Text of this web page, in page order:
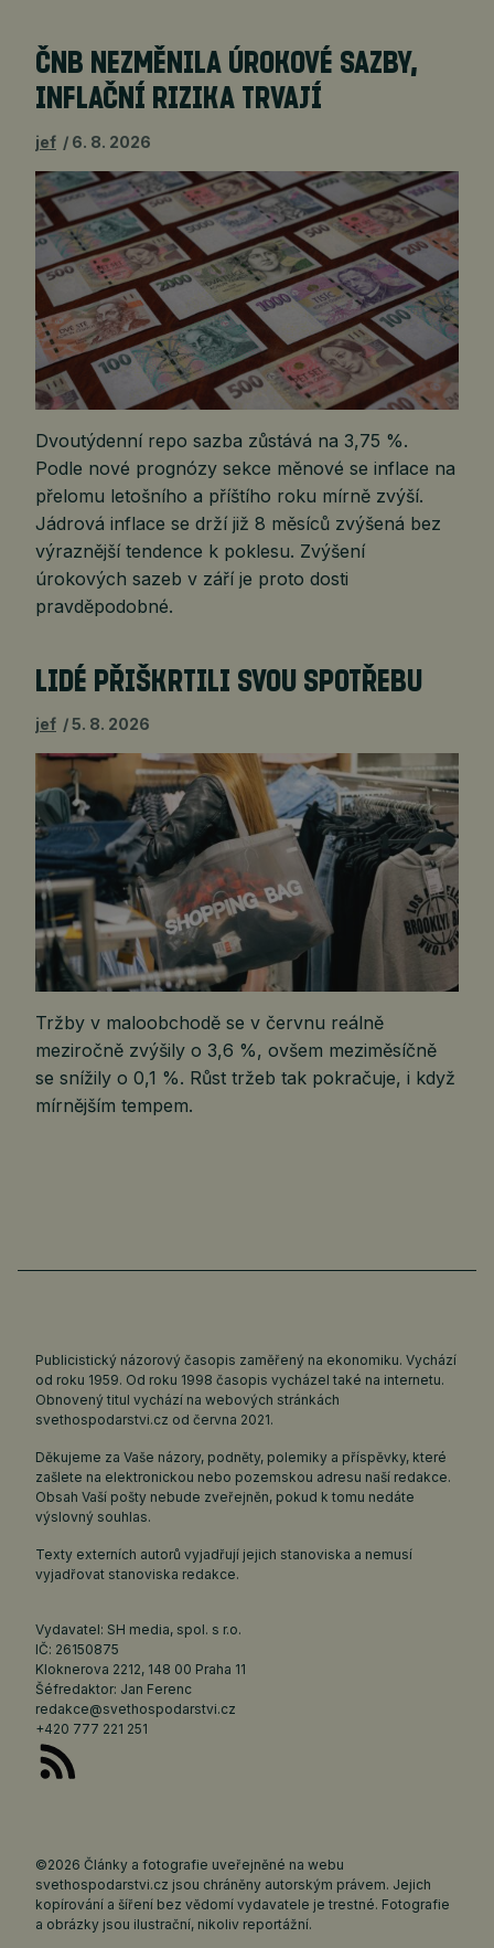
ČNB NEZMĚNILA ÚROKOVÉ SAZBY,
INFLAČNÍ RIZIKA TRVAJÍ
jef 6. 8. 2026
Dvoutýdenní repo sazba zůstává na 3,75 %.
Podle nové prognózy sekce měnové se inflace na
přelomu letošního a příštího roku mírně zvýší.
Jádrová inflace se drží již 8 měsíců zvýšená bez
výraznější tendence k poklesu. Zvýšení
úrokových sazeb v září je proto dosti
pravděpodobné.
LIDÉ PŘIŠKRTILI SVOU SPOTŘEBU
jef 5. 8. 2026
Tržby v maloobchodě se v červnu reálně
meziročně zvýšily o 3,6 %, ovšem meziměsíčně
se snížily o 0,1 %. Růst tržeb tak pokračuje, i když
mírnějším tempem.
Publicistický názorový časopis zaměřený na ekonomiku. Vychází
od roku 1959. Od roku 1998 časopis vycházel také na internetu.
Obnovený titul vychází na webových stránkách
svethospodarstvi.cz od června 2021.
Děkujeme za Vaše názory, podněty, polemiky a příspěvky, které
zašlete na elektronickou nebo pozemskou adresu naší redakce.
Obsah Vaší pošty nebude zveřejněn, pokud k tomu nedáte
výslovný souhlas.
Texty externích autorů vyjadřují jejich stanoviska a nemusí
vyjadřovat stanoviska redakce.
Vydavatel: SH media, spol. s r.o.
IČ: 26150875
Kloknerova 2212, 148 00 Praha 11
Šéfredaktor: Jan Ferenc
redakce@svethospodarstvi.cz
+420 777 221 251
©2026 Články a fotografie uveřejněné na webu
svethospodarstvi.cz jsou chráněny autorským právem. Jejich
kopírování a šíření bez vědomí vydavatele je trestné. Fotografie
a obrázky jsou ilustrační, nikoliv reportážní.